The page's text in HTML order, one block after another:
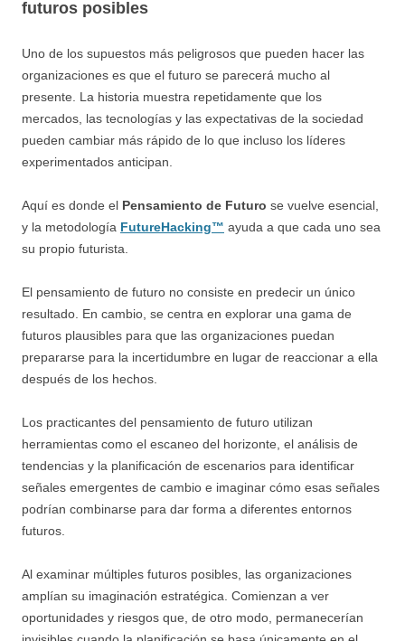
futuros posibles
Uno de los supuestos más peligrosos que pueden hacer las
organizaciones es que el futuro se parecerá mucho al
presente. La historia muestra repetidamente que los
mercados, las tecnologías y las expectativas de la sociedad
pueden cambiar más rápido de lo que incluso los líderes
experimentados anticipan.
Aquí es donde el Pensamiento de Futuro se vuelve esencial,
y la metodología FutureHacking™ ayuda a que cada uno sea
su propio futurista.
El pensamiento de futuro no consiste en predecir un único
resultado. En cambio, se centra en explorar una gama de
futuros plausibles para que las organizaciones puedan
prepararse para la incertidumbre en lugar de reaccionar a ella
después de los hechos.
Los practicantes del pensamiento de futuro utilizan
herramientas como el escaneo del horizonte, el análisis de
tendencias y la planificación de escenarios para identificar
señales emergentes de cambio e imaginar cómo esas señales
podrían combinarse para dar forma a diferentes entornos
futuros.
Al examinar múltiples futuros posibles, las organizaciones
amplían su imaginación estratégica. Comienzan a ver
oportunidades y riesgos que, de otro modo, permanecerían